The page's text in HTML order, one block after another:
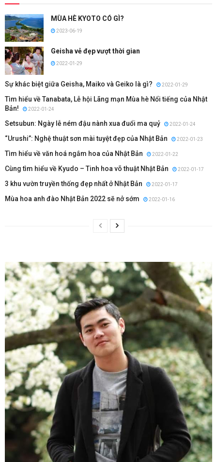
MÙA HÈ KYOTO CÓ GÌ?
2023-06-19
Geisha vẻ đẹp vượt thời gian
2022-01-29
Sự khác biệt giữa Geisha, Maiko và Geiko là gì? 2022-01-29
Tìm hiểu về Tanabata, Lễ hội Lãng mạn Mùa hè Nổi tiếng của Nhật
Bản!
2022-01-24
Setsubun: Ngày lễ ném đậu nành xua đuổi ma quỷ 2022-01-24
“Urushi”: Nghệ thuật sơn mài tuyệt đẹp của Nhật Bản 2022-01-23
Tìm hiểu về văn hoá ngắm hoa của Nhật Bản 2022-01-22
Cùng tìm hiểu về Kyudo – Tinh hoa võ thuật Nhật Bản 2022-01-17
3 khu vườn truyền thống đẹp nhất ở Nhật Bản 2022-01-17
Mùa hoa anh đào Nhật Bản 2022 sẽ nở sớm 2022-01-16